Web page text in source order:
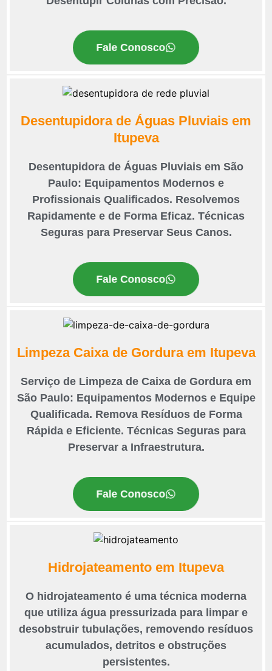
Fale Conosco
Desentupidora de Águas Pluviais em
Itupeva
Desentupidora de Águas Pluviais em São
Paulo: Equipamentos Modernos e
Profissionais Qualificados. Resolvemos
Rapidamente e de Forma Eficaz. Técnicas
Seguras para Preservar Seus Canos.
Fale Conosco
Limpeza Caixa de Gordura em Itupeva
Serviço de Limpeza de Caixa de Gordura em
São Paulo: Equipamentos Modernos e Equipe
Qualificada. Remova Resíduos de Forma
Rápida e Eficiente. Técnicas Seguras para
Preservar a Infraestrutura.
Fale Conosco
Hidrojateamento em Itupeva
O hidrojateamento é uma técnica moderna
que utiliza água pressurizada para limpar e
desobstruir tubulações, removendo resíduos
acumulados, detritos e obstruções
persistentes.